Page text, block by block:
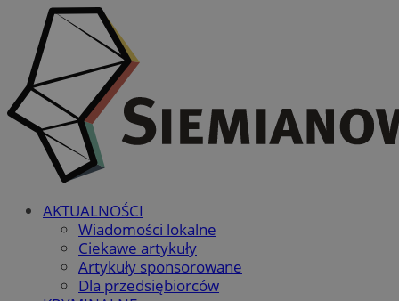
AKTUALNOŚCI
Wiadomości lokalne
Ciekawe artykuły
Artykuły sponsorowane
Dla przedsiębiorców